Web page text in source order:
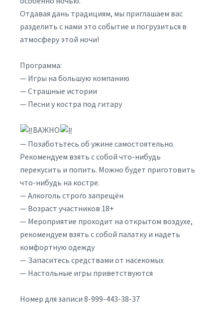
Отдавая дань традициям, мы приглашаем вас
разделить с нами это событие и погрузиться в
атмосферу этой ночи!
Программа:
— Игры на большую компанию
— Страшные истории
— Песни у костра под гитару
ВАЖНО
— Позаботьтесь об ужине самостоятельно.
Рекомендуем взять с собой что-нибудь
перекусить и попить. Можно будет приготовить
что-нибудь на костре.
— Алкоголь строго запрещён
— Возраст участников 18+
— Мероприятие проходит на открытом воздухе,
рекомендуем взять с собой палатку и надеть
комфортную одежду
— Запаситесь средствами от насекомых
— Настольные игры приветствуются
Номер для записи 8-999-443-38-37